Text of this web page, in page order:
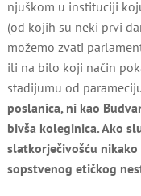
njuškom u instituciji
(od kojih su neki prvi
možemo zvati
ili na bilo koji način
stadijumu od
poslanica, ni kao
bivša koleginica. Ako
slatkorječivošću
sopstvenog etičkog